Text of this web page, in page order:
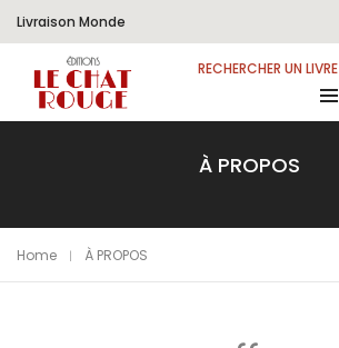
Livraison Monde
RECHERCHER UN LIVRE
À PROPOS
Home À PROPOS